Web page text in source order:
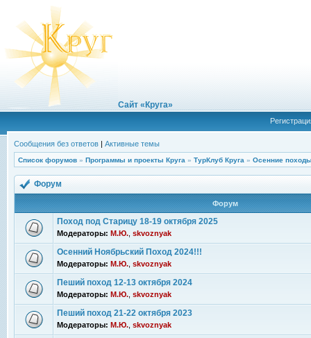
Сайт «Круга»
Сообщения без ответов | Активные темы
Список форумов » Программы и проекты Круга » ТурКлуб Круга » Осенние
Форум
Форум
Поход под Старицу 18-19 октября 2025
Модераторы: М.Ю. skvoznyak
Осенний Ноябрьский Поход 2024!!!
Модераторы: М.Ю. skvoznyak
Пеший поход 12-13 октября 2024
Модераторы: М.Ю. skvoznyak
Пеший поход 21-22 октября 2023
Модераторы: М.Ю. skvoznyak